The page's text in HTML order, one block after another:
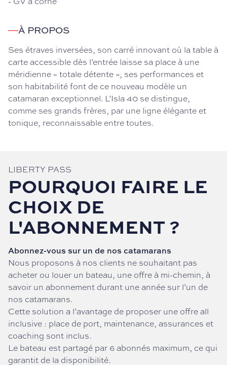
À PROPOS
Ses étraves inversées, son carré innovant où la table à
carte accessible dès l’entrée laisse sa place à une
méridienne « totale détente », ses performances et
son habitabilité font de ce nouveau modèle un
catamaran exceptionnel. L’Isla 40 se distingue,
comme ses grands frères, par une ligne élégante et
tonique, reconnaissable entre toutes.
LIBERTY PASS
POURQUOI FAIRE LE
CHOIX DE
L'ABONNEMENT ?
Abonnez-vous sur un de nos catamarans
Nous proposons à nos clients ne souhaitant pas
acheter ou louer un bateau, une offre à mi-chemin, à
savoir un abonnement durant une année sur l’un de
nos catamarans.
Cette solution a l’avantage de proposer une offre all
inclusive : place de port, maintenance, assurances et
coaching sont inclus.
Le bateau est partagé par 6 abonnés maximum, ce qui
garantit de la disponibilité.